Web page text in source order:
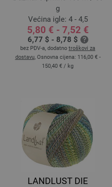
g
Većina igle: 4 - 4,5
5,80 € - 7,52 €
6,77 $ - 8,78 $
bez PDV-a, dodatno troškovi za
dostavu, Osnovna cijena: 116,00 € -
150,40 € / kg
LANDLUST DIE